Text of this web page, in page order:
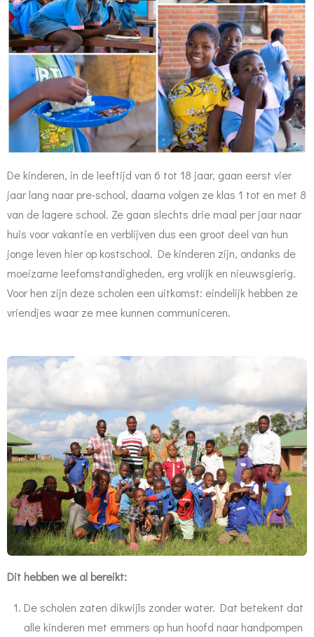
De kinderen, in de leeftijd van 6 tot 18 jaar, gaan eerst vier
jaar lang naar pre-school, daarna volgen ze klas 1 tot en met 8
van de lagere school. Ze gaan slechts drie maal per jaar naar
huis voor vakantie en verblijven dus een groot deel van hun
jonge leven hier op kostschool. De kinderen zijn, ondanks de
moeizame leefomstandigheden, erg vrolijk en nieuwsgierig.
Voor hen zijn deze scholen een uitkomst: eindelijk hebben ze
vriendjes waar ze mee kunnen communiceren.
Dit hebben we al bereikt:
De scholen zaten dikwijls zonder water. Dat betekent dat
alle kinderen met emmers op hun hoofd naar handpompen